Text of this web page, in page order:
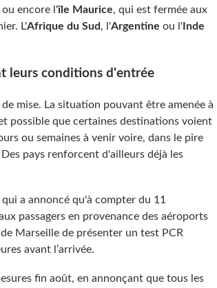
encore l'île Maurice, qui est fermée aux
L'Afrique du Sud, l'Argentine ou l'Inde
leurs conditions d'entrée
mise. La situation pouvant être amenée à
possible que certaines destinations voient
ou semaines à venir voire, dans le pire
pays renforcent d'ailleurs déjà les
qui a annoncé qu'à compter du 11
passagers en provenance des aéroports
Marseille de présenter un test PCR
avant l’arrivée.
fin août, en annonçant que tous les